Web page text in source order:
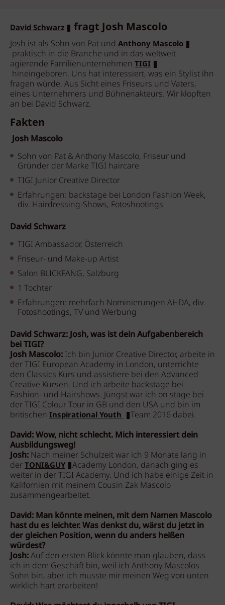
David Schwarz fragt Josh Mascolo
Josh ist als Sohn von Pat und Anthony Mascolo
praktisch in die Branche und in das weltweit
agierende Familienunternehmen TIGI
hineingeboren. Uns hat interessiert, was ein Stylist ihn
fragen würde. Aus Sicht eines Friseurs und Vaters,
eines Unternehmers und Bühnenakteurs. Wir klopften
an bei David Schwarz.
Fakten
Josh Mascolo
Sohn von Pat & Anthony Mascolo, Friseur und
Gründer der Marke TIGI haircare
TIGI Junior Creative Director
Erfahrungen: backstage bei London Fashion Week,
div. Hairdressing-Shows, Fotoshootings
David Schwarz
TIGI Ambassador, Österreich
Friseur- und Make-up Artist
Salon BLICKFANG, Salzburg
1 Tochter
Erfahrungen: mehrfach Nominierungen AHDA, div.
Fotoshootings, TV und Werbung
David Schwarz: Josh, was ist dein Aufgabenbereich
bei TIGI?
Josh Mascolo: Ich bin Junior Creative Director, arbeite in
der TIGI European Academy in London, unterrichte
den Classics Kurs und assistiere bei den Advanced
Creative Kursen. Und ich arbeite backstage bei
Fashion- und Hairshows. Jüngst war ich on stage bei
der TIGI Colour Tour in GB und den USA und bin im
britischen Inspirational Youth Team 2016 dabei.
David: Wow, nicht schlecht. Mich interessiert dein
Ausbildungsweg!
Josh: Nach meiner Schulzeit war ich 9 Monate lang in
derTONI&GUY Academy London, danach ging es
weiter in der TIGI Academy. Und ich habe einige Zeit in
Kalifornien mit meinem Cousin Zak Mascolo
zusammengearbeitet.
David: Man könnte meinen, mit dem Namen Mascolo
hast du es leichter. Was denkst du, wärst du jetzt in
der gleichen Position, wenn du anders heißen
würdest?
Josh:Auf den ersten Blick könnte man glauben, dass
ich in dem Geschäft bin, weil ich Anthony Mascolos
Sohn bin, aber ich musste mir meinen Weg von unten
wirklich hart erarbeiten!